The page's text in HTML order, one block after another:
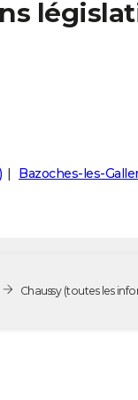
Bazoches-les-
Chaussy(toutes les